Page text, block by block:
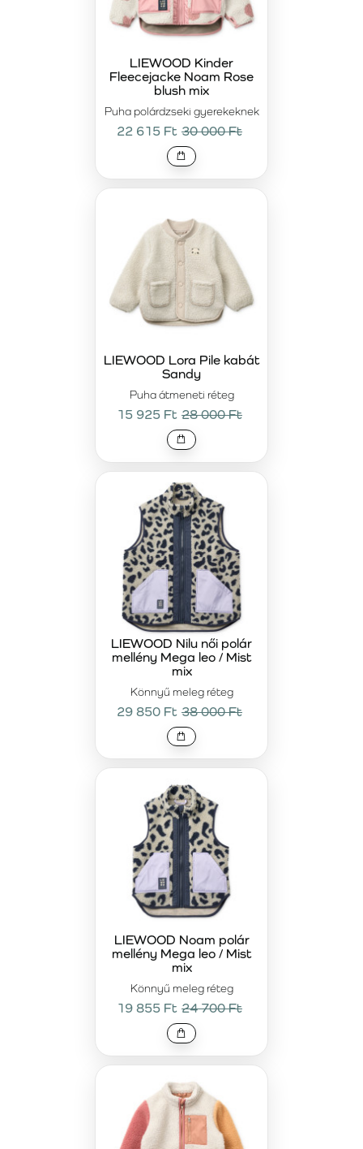
Puha polárdzseki gyerekeknek
LIEWOOD Kinder
Fleecejacke Noam Rose
blush mix
22 615 Ft 30 000 Ft
Puha átmeneti réteg
LIEWOOD Lora Pile kabát
Sandy
15 925 Ft 28 000 Ft
Könnyű meleg réteg
LIEWOOD Nilu női polár
mellény Mega leo / Mist
mix
29 850 Ft 38 000 Ft
Könnyű meleg réteg
LIEWOOD Noam polár
mellény Mega leo / Mist
mix
19 855 Ft 24 700 Ft